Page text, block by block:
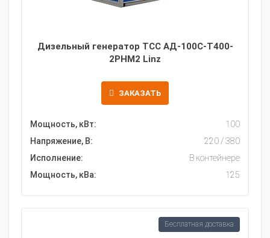
Дизельный генератор ТСС АД-100С-Т400-
2РНМ2 Linz
ЗАКАЗАТЬ
Мощность, кВт:
100
Напряжение, В:
220 / 380
Исполнение:
В контейнере
Мощность, кВа:
125
Бесплатная доставка